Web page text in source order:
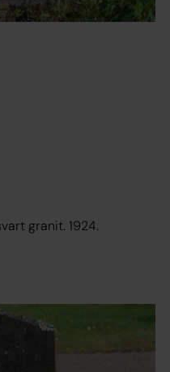
granit. 1924.